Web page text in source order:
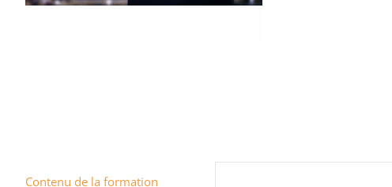
Contenu de la formation